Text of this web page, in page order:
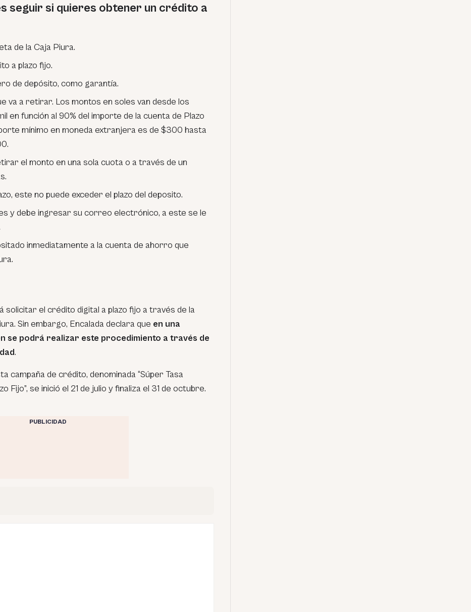
seguir si quieres obtener un crédito a
de la Caja Piura.
a plazo fijo.
de depósito, como garantía.
va a retirar. Los montos en soles van desde los
en función al 90% del importe de la cuenta de Plazo
mínimo en moneda extranjera es de $300 hasta
el monto en una sola cuota o a través de un
este no puede exceder el plazo del deposito.
y debe ingresar su correo electrónico, a este se le
inmediatamente a la cuenta de ahorro que
solicitar el crédito digital a plazo fijo a través de la
Sin embargo, Encalada declara que en una
se podrá realizar este procedimiento a través de
.
campaña de crédito, denominada “Súper Tasa
Fijo”, se inició el 21 de julio y finaliza el 31 de octubre.
PUBLICIDAD